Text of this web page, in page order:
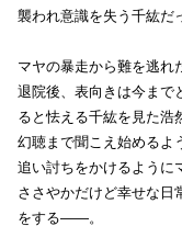
襲われ意識を失う千紘だ
マヤの暴走から難を逃れ
退院後、表向きは今まで
ると怯える千紘を見た浩
幻聴まで聞こえ始めるよ
追い討ちをかけるように
ささやかだけど幸せな日
をする――。